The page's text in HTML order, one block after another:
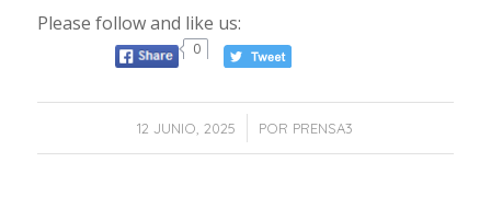
Please follow and like us:
0
12 JUNIO, 2025
/ POR PRENSA3